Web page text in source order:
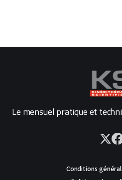
Le mensuel pratique et
Conditions